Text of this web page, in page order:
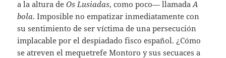
a la altura deOs Lusiadas, como poco— llamadaA
bola. Imposible no empatizar inmediatamente con
su sentimiento de ser víctima de una persecución
implacable por el despiadado fisco español. ¿Cómo
se atreven el mequetrefe Montoro y sus secuaces a